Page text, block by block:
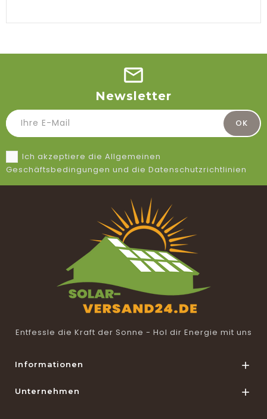
Newsletter
Ich akzeptiere die Allgemeinen
Geschäftsbedingungen und die Datenschutzrichtlinien
Entfessle die Kraft der Sonne - Hol dir Energie mit uns
Informationen 
Unternehmen 